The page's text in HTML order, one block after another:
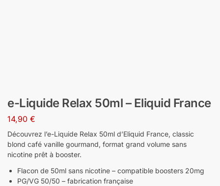
e-Liquide Relax 50ml – Eliquid France
14,90 €
Découvrez l’e-Liquide Relax 50ml d’Eliquid France, classic
blond café vanille gourmand, format grand volume sans
nicotine prêt à booster.
Flacon de 50ml sans nicotine – compatible boosters 20mg
PG/VG 50/50 – fabrication française